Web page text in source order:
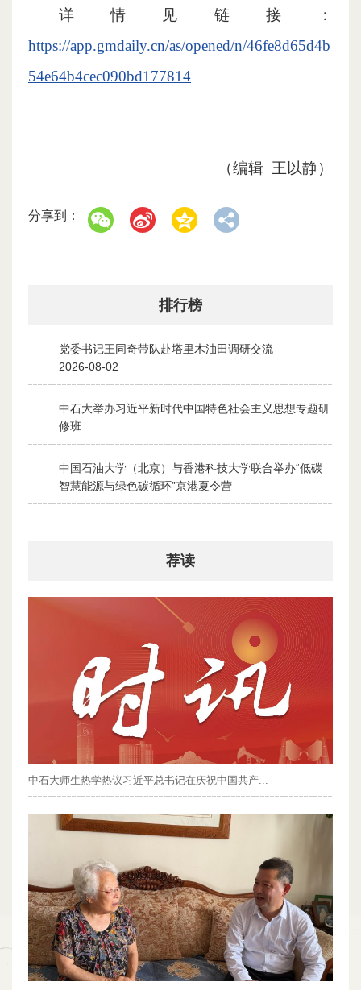
详情见链接：
https://app.gmdaily.cn/as/opened/n/46fe8d65d4b
54e64b4cec090bd177814
（编辑 王以静）
分享到：
排行榜
党委书记王同奇带队赴塔里木油田调研交流
2026-08-02
中石大举办习近平新时代中国特色社会主义思想专题研
修班
2026-07-28
中国石油大学（北京）与香港科技大学联合举办“低碳
智慧能源与绿色碳循环”京港夏令营
2026-07-30
荐读
中石大师生热学热议习近平总书记在庆祝中国共产...